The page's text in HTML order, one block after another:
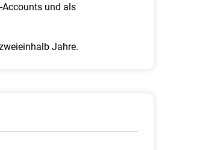
Accounts und als
Jahre.